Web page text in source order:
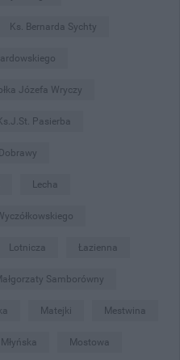
Ks. Bernarda Sychty
Józefa Wryczy
Ks.J.St. Pasierba
Lecha
Lotnicza Łazienna
Samborówny
Matejki Mestwina
Młyńska Mostowa